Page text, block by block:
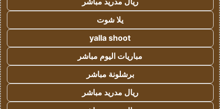
يلا شوت
yalla shoot
مباريات اليوم مباشر
برشلونة مباشر
ريال مدريد مباشر